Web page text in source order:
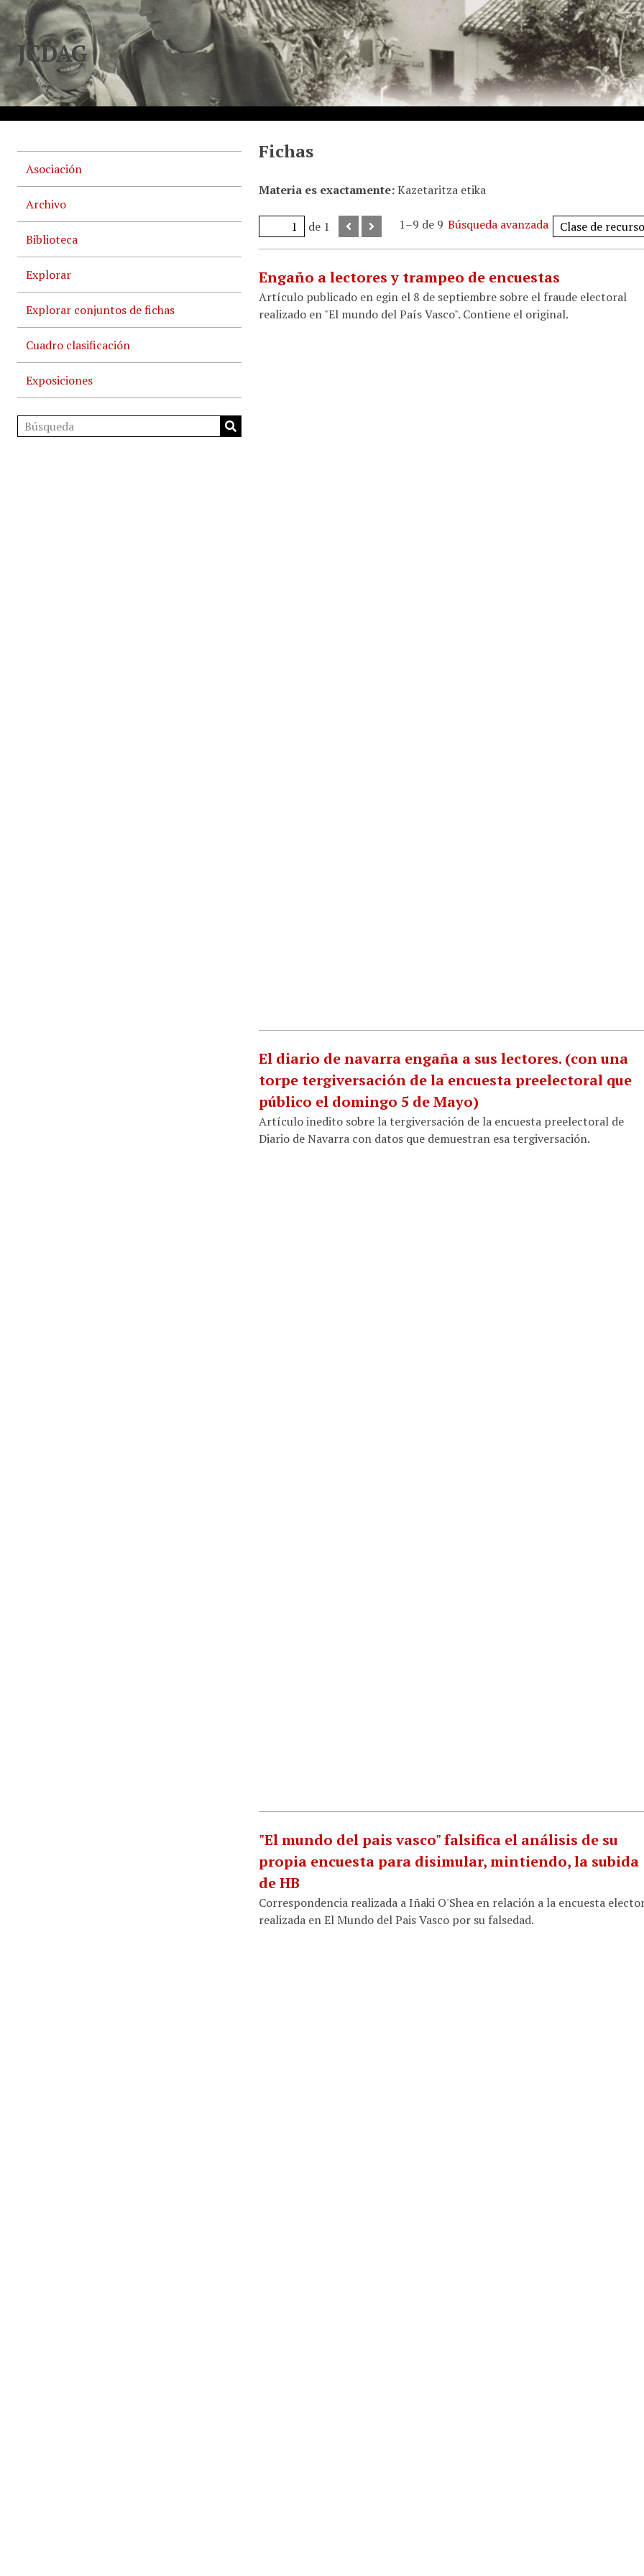
JCDAG
Asociación
Archivo
Biblioteca
Explorar
Explorar conjuntos de fichas
Cuadro clasificación
Exposiciones
Fichas
Materia es exactamente Kazetaritza etika
de 1 1–9 de 9 Búsqueda avanzada
Engaño a lectores y trampeo de encuestas
Artículo publicado en egin el 8 de septiembre sobre el fraude electoral
realizado en "El mundo del País Vasco". Contiene el original.
El diario de navarra engaña a sus lectores. (con una
torpe tergiversación de la encuesta preelectoral que
público el domingo 5 de Mayo)
Artículo inedito sobre la tergiversación de la encuesta preelectoral de
Diario de Navarra con datos que demuestran esa tergiversación.
"El mundo del pais vasco" falsifica el análisis de su
propia encuesta para disimular, mintiendo, la subida
de HB
Correspondencia realizada a Iñaki O'Shea en relación a la encuesta
realizada en El Mundo del Pais Vasco por su falsedad.